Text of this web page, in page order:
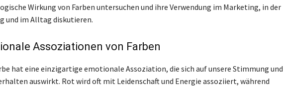
Wirkung von Farben untersuchen und ihre Verwendung im Marketing, in der
und im Alltag diskutieren.
Assoziationen von Farben
hat eine einzigartige emotionale Assoziation, die sich auf unsere Stimmung und
auswirkt. Rot wird oft mit Leidenschaft und Energie assoziiert, während